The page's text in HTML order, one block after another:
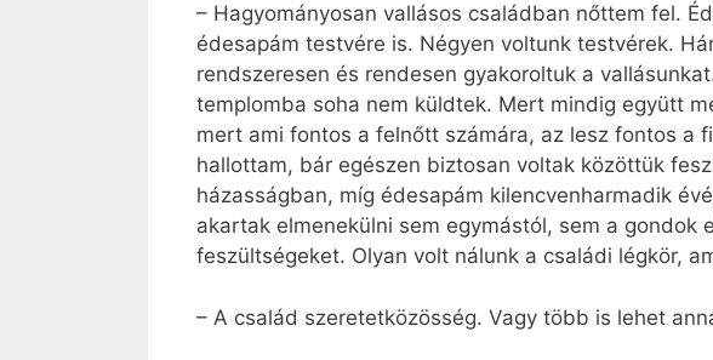
– Hagyományosan vallásos családban nőttem fel.
édesapám testvére is. Négyen voltunk testvérek.
rendszeresen és rendesen gyakoroltuk a
templomba soha nem küldtek. Mert mindig együtt
mert ami fontos a felnőtt számára, az lesz fontos a
hallottam, bár egészen biztosan voltak közöttük
házasságban, míg édesapám kilencvenharmadik
akartak elmenekülni sem egymástól, sem a
feszültségeket. Olyan volt nálunk a családi légkör,
– A család szeretetközösség. Vagy több is lehet